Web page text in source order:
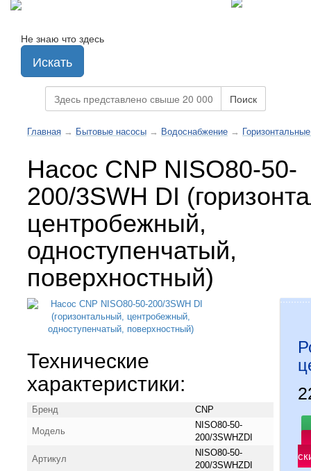
Не знаю что здесь
Искать
Поиск
Главная → Бытовые насосы → Водоснабжение →
Насос CNP NISO80-50-
200/3SWH DI
центробежный,
одноступенчатый,
поверхностный)
Технические
характеристики:
Бренд CNP
Модель
NISO80-50-
200/3SWHZDI
Артикул
NISO80-50-
200/3SWHZDI